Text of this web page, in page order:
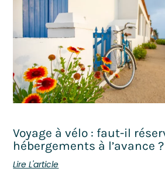
Voyage à vélo : faut-il
hébergements à l’avance ?
Lire L'article